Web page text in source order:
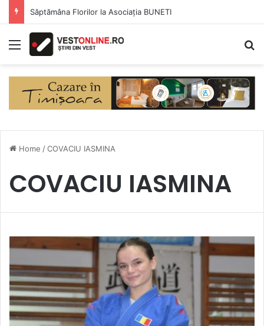
Săptămâna Florilor la Asociația BUNETI
Menu
Home /COVACIU IASMINA
COVACIU IASMINA